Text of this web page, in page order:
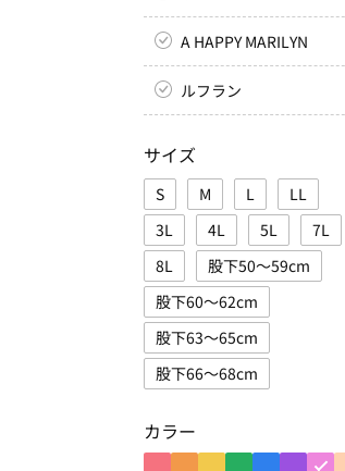
A HAPPY MARILYN
ルフラン
サイズ
S M L
LL
3L
4L 5L
7L
8L
股下50～59cm
股下60～62cm
股下63～65cm
股下66～68cm
カラー